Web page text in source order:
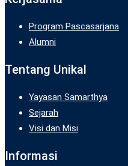
Program Pascasarjana
Alumni
Tentang Unikal
Yayasan Samarthya
Sejarah
Visi dan Misi
Informasi